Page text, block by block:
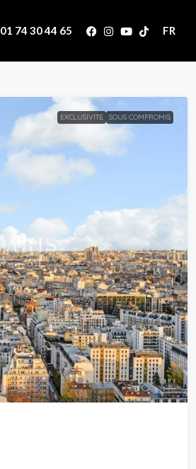
01 74 30 44 65 FR
EXCLUSIVITÉ SOUS COMPROMIS